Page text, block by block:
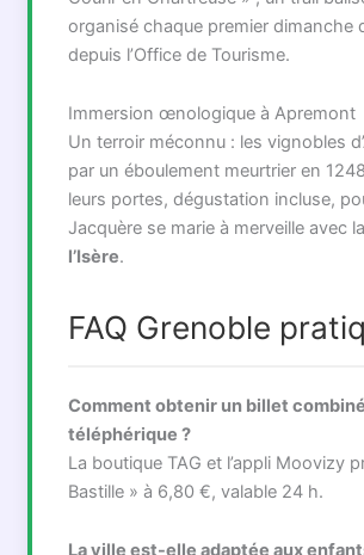
organisé chaque premier dimanche
depuis l’Office de Tourisme.
Immersion œnologique à Apremont
Un terroir méconnu : les vignobles
par un éboulement meurtrier en
leurs portes, dégustation incluse,
Jacquère se marie à merveille avec la
l’Isère.
FAQ Grenoble
Comment obtenir un billet
téléphérique ?
La boutique TAG et l’appli Moovizy
Bastille » à 6,80 €, valable 24 h.
La ville est-elle adaptée aux